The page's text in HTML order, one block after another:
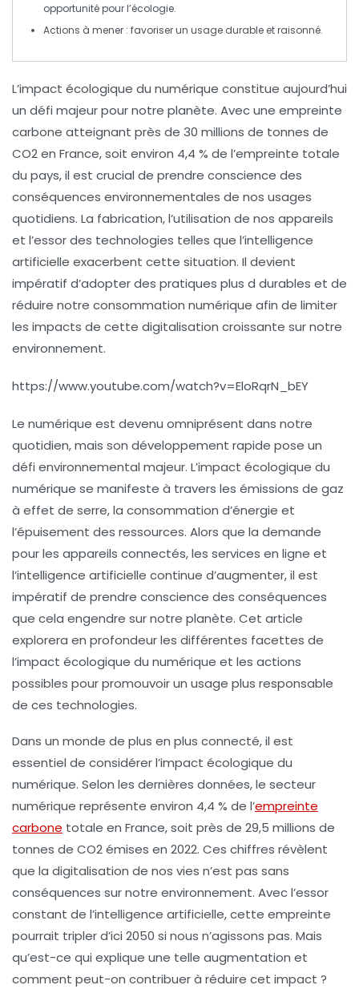
opportunitépour l’écologie.
Actions à mener : favoriser un usage durable et raisonné.
L’impact écologique du numérique constitue aujourd’hui
un défi majeurpour notre planète. Avec une empreinte
carbone atteignant près de 30 millions de tonnes de
CO2 en France, soit environ 4,4 % de l’empreinte totale
du pays, il est crucial de prendre conscience des
conséquences environnementales de nos usages
quotidiens. La fabrication, l’utilisation de nos appareils
et l’essor des technologies telles que l’intelligence
artificielle exacerbent cette situation. Il devient
impératif d’adopter des pratiques plus d durables et de
réduire notre consommation numérique afin de limiter
les impacts de cette digitalisation croissante sur notre
environnement.
https://www.youtube.com/watch?v=EloRqrN_bEY
Le numérique est devenu omniprésent dans notre
quotidien, mais son développement rapide pose un
défi environnemental majeur. L’impact écologique du
numérique se manifeste à travers les émissions de gaz
à effet de serre, la consommation d’énergie et
l’épuisement des ressources. Alors que la demande
pour les appareils connectés, les services en ligne et
l’intelligence artificielle continue d’augmenter, il est
impératif de prendre conscience des conséquences
que cela engendre sur notre planète. Cet article
explorera en profondeur les différentes facettes de
l’impact écologique du numérique et les actions
possibles pour promouvoir un usage plus responsable
de ces technologies.
Dans un monde de plus en plus connecté, il est
essentiel de considérer l’impact écologique du
numérique. Selon les dernières données, le secteur
numérique représente environ 4,4 % de l’empreinte
carbone totale en France, soit près de 29,5 millions de
tonnes de CO2 émises en 2022. Ces chiffres révèlent
que la digitalisation de nos vies n’est pas sans
conséquences sur notre environnement. Avec l’essor
constant de l’intelligence artificielle, cette empreinte
pourrait tripler d’ici 2050 si nous n’agissons pas. Mais
qu’est-ce qui explique une telle augmentation et
comment peut-on contribuer à réduire cet impact ?